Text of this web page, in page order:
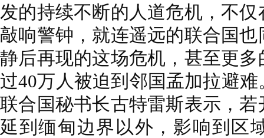
发的持续不断的人道危机，不
敲响警钟，就连遥远的联合国
静后再现的这场危机， 甚至更多
过40万人被迫到邻国孟加拉避难
联合国秘书长古特雷斯表示，若
延到缅甸边界以外，影响到区